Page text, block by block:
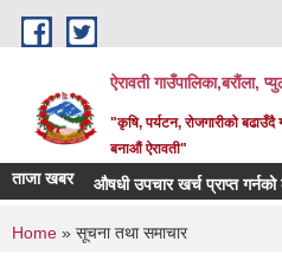
Skip to main content
ऐरावती गाउँपालिका,बरौंला,
"कृषि, पर्यटन, रोजगारीको
बनाऔं ऐरावती"
ताजा खबर
औषधी उपचार खर्च प्राप्त गर्नको लागि
You are here
Home » सूचना तथा समाचार